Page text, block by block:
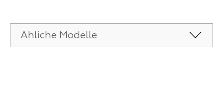
Ähliche Modelle